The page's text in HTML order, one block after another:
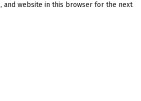
and website in this browser for the next